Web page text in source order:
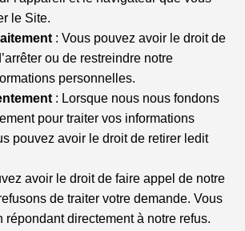
le Site.
: Vous pouvez avoir le droit de
ou de restreindre notre
personnelles.
: Lorsque nous nous fondons
pour traiter vos informations
pouvez avoir le droit de retirer ledit
avoir le droit de faire appel de notre
de traiter votre demande. Vous
répondant directement à notre refus.